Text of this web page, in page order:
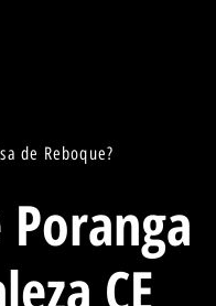
de Reboque?
CE